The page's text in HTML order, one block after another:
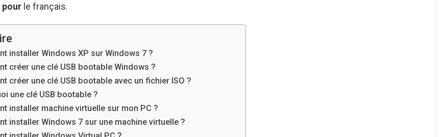
pour le français.
installer Windows XP sur Windows 7 ?
créer une clé USB bootable Windows ?
créer une clé USB bootable avec un fichier ISO ?
une clé USB bootable ?
installer machine virtuelle sur mon PC ?
installer Windows 7 sur une machine virtuelle ?